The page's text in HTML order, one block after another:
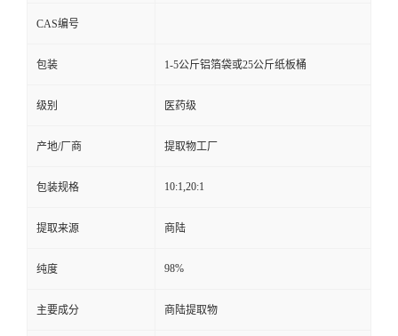
CAS编号
包装 1-5公斤铝箔袋或25公斤纸板桶
级别 医药级
产地/厂商 提取物工厂
包装规格 10:1,20:1
提取来源 商陆
纯度 98%
主要成分 商陆提取物